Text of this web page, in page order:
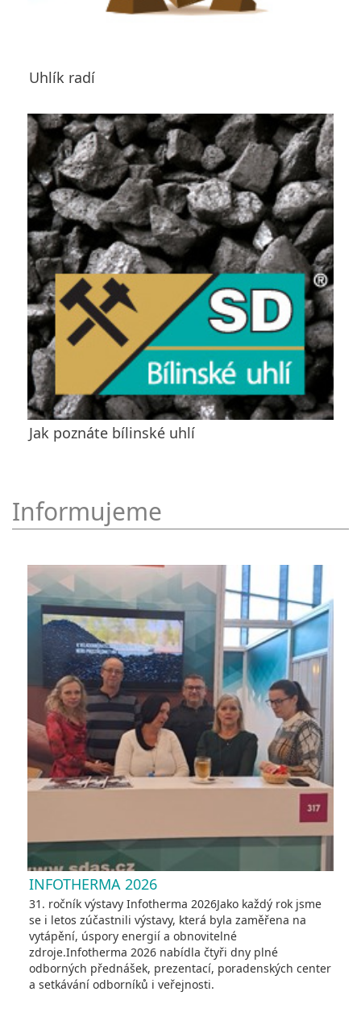
Uhlík radí
Jak poznáte bílinské uhlí
Informujeme
INFOTHERMA 2026
31. ročník výstavy Infotherma 2026Jako každý rok jsme
se i letos zúčastnili výstavy, která byla zaměřena na
vytápění, úspory energií a obnovitelné
zdroje.Infotherma 2026 nabídla čtyři dny plné
odborných přednášek, prezentací, poradenských center
a setkávání odborníků i veřejnosti.